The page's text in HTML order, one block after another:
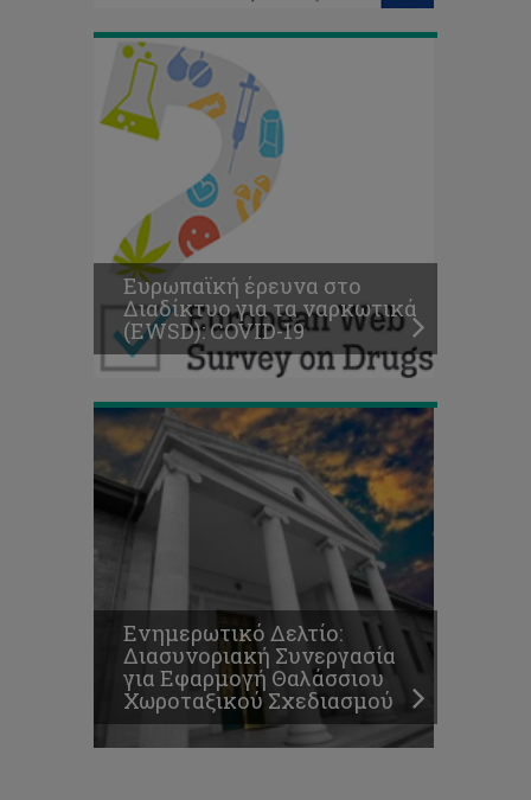
Ευρωπαϊκή έρευνα στο
Διαδίκτυο για τα ναρκωτικά
(EWSD): COVID-19
Ενημερωτικό
Δελτίο:
Διασυνοριακή
Συνεργασία
για
Εφαρμογή
Θαλάσσιου
Χωροταξικού
Σχεδιασμού
Ενημερωτικό Δελτίο:
Διασυνοριακή Συνεργασία
για Εφαρμογή Θαλάσσιου
Χωροταξικού Σχεδιασμού